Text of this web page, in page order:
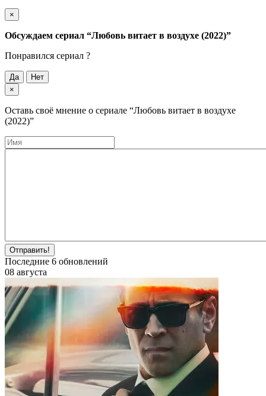
×
Обсуждаем cериал “Любовь витает в воздухе (2022)”
Понравился cериал ?
Да
Нет
×
Оставь своё мнение о cериале “Любовь витает в воздухе
(2022)”
Отправить!
Последние 6 обновлений
08 августа